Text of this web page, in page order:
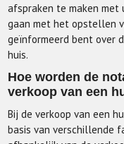
afspraken te maken
gaan met het opstellen
geïnformeerd bent over
huis.
Hoe worden de
verkoop van een
Bij de verkoop van een
basis van verschillende